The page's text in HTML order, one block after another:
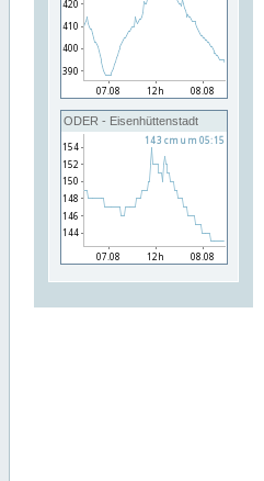
ODER - Eisenhüttenstadt